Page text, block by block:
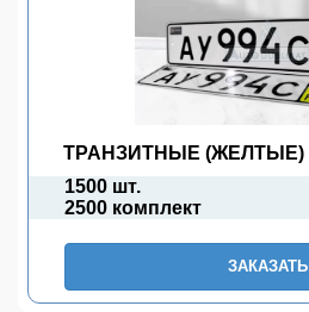
ТРАНЗИТНЫЕ (ЖЕЛТЫЕ)
1500 шт.
2500 комплект
ЗАКАЗАТЬ